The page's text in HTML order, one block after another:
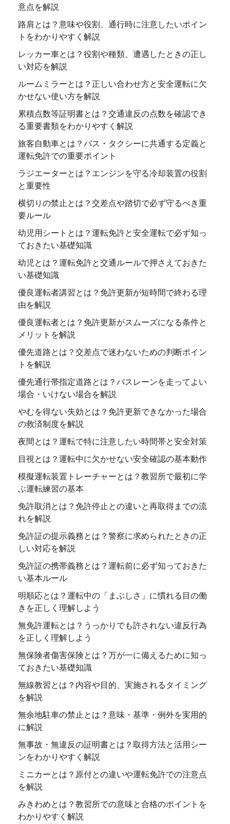
意点を解説
路肩とは？意味や役割、通行時に注意したいポイン
トをわかりやすく解説
レッカー車とは？役割や種類、遭遇したときの正し
い対応を解説
ルームミラーとは？正しい合わせ方と安全運転に欠
かせない使い方を解説
累積点数等証明書とは？交通違反の点数を確認でき
る重要書類をわかりやすく解説
旅客自動車とは？バス・タクシーに共通する定義と
運転免許での重要ポイント
ラジエーターとは？エンジンを守る冷却装置の役割
と重要性
横切りの禁止とは？交差点や踏切で必ず守るべき重
要ルール
幼児用シートとは？運転免許と安全運転で必ず知っ
ておきたい基礎知識
幼児とは？運転免許と交通ルールで押さえておきた
い基礎知識
優良運転者講習とは？免許更新が短時間で終わる理
由を解説
優良運転者とは？免許更新がスムーズになる条件と
メリットを解説
優先道路とは？交差点で迷わないための判断ポイン
トを解説
優先通行帯指定道路とは？バスレーンを走ってよい
場合・いけない場合を解説
やむを得ない失効とは？免許更新できなかった場合
の救済制度を解説
夜間とは？運転で特に注意したい時間帯と安全対策
目視とは？運転中に欠かせない安全確認の基本動作
模擬運転装置トレーチャーとは？教習所で最初に学
ぶ運転練習の基本
免許取消とは？免許停止との違いと再取得までの流
れを解説
免許証の提示義務とは？警察に求められたときの正
しい対応を解説
免許証の携帯義務とは？運転前に必ず知っておきた
い基本ルール
明順応とは？運転中の「まぶしさ」に慣れる目の働
きを正しく理解しよう
無免許運転とは？うっかりでも許されない違反行為
を正しく理解しよう
無保険者傷害保険とは？万が一に備えるために知っ
ておきたい基礎知識
無線教習とは？内容や目的、実施されるタイミング
を解説
無余地駐車の禁止とは？意味・基準・例外を実用的
に解説
無事故・無違反の証明書とは？取得方法と活用シー
ンをわかりやすく解説
ミニカーとは？原付との違いや運転免許での注意点
を解説
みきわめとは？教習所での意味と合格のポイントを
わかりやすく解説